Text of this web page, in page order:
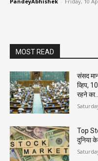
MOST READ
संसद
व्हिप,
रहने का...
Top
दुनिया